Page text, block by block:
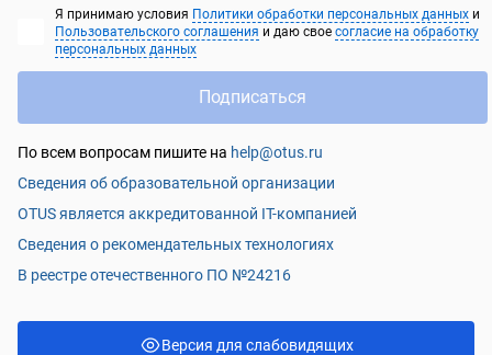
Подписаться
Я принимаю условия Политики обработки персональных данных и
Пользовательского соглашения и даю свое согласие на обработку
персональных данных
По всем вопросам пишите на help@otus.ru
Сведения об образовательной организации
OTUS является аккредитованной IT-компанией
Сведения о рекомендательных технологиях
В реестре отечественного ПО №24216
Версия для слабовидящих